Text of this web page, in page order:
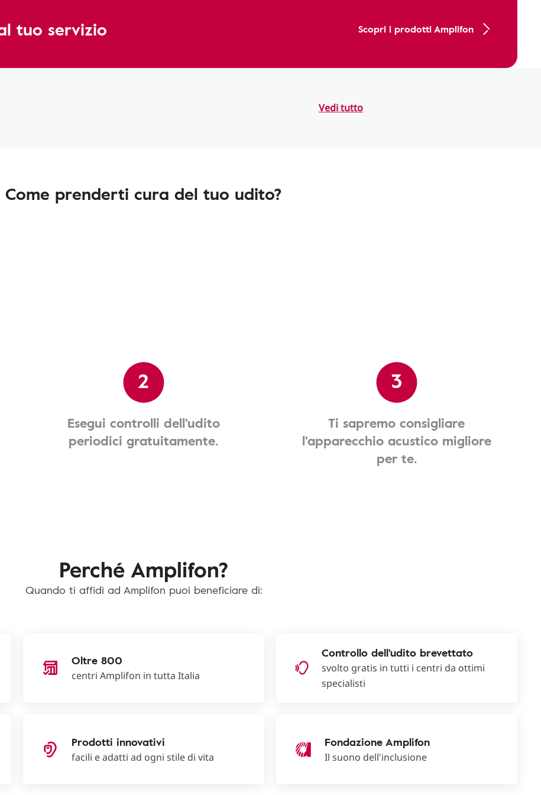
tuo servizio Scopri i prodotti Amplifon
Vedi tutto
Come prenderti cura del tuo udito?
2
Esegui controlli dell'udito
periodici gratuitamente.
3
Ti sapremo consigliare
l'apparecchio acustico migliore
per te.
Perché Amplifon?
Quando ti affidi ad Amplifon puoi beneficiare di:
Oltre 800
centri Amplifon in tutta Italia
Controllo dell'udito brevettato
svolto gratis in tutti i centri da ottimi
specialisti
Prodotti innovativi
facili e adatti ad ogni stile di vita
Fondazione Amplifon
Il suono dell'inclusione